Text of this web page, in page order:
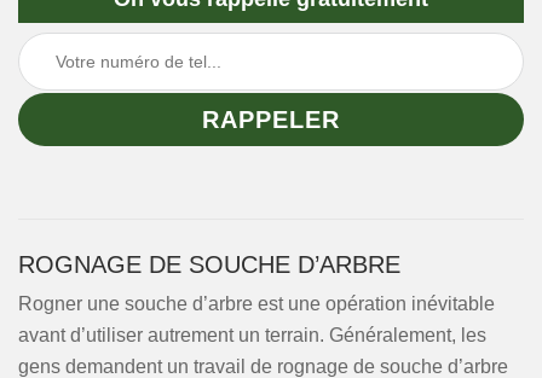
ROGNAGE DE SOUCHE D’ARBRE
Rogner une souche d’arbre est une opération inévitable
avant d’utiliser autrement un terrain. Généralement, les
gens demandent un travail de rognage de souche d’arbre